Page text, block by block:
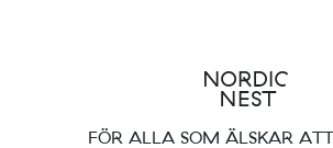
FÖR ALLA SOM ÄLSKAR